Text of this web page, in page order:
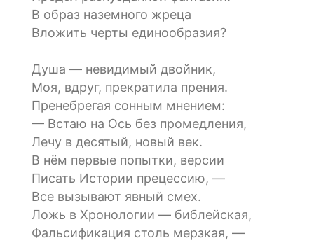
В образ наземного жреца
Вложить черты единообразия?
Душа — невидимый двойник,
Моя, вдруг, прекратила прения.
Пренебрегая сонным мнением:
— Встаю на Ось без промедления,
Лечу в десятый, новый век.
В нём первые попытки, версии
Писать Истории прецессию, —
Все вызывают явный смех.
Ложь в Хронологии — библейская,
Фальсификация столь мерзкая, —